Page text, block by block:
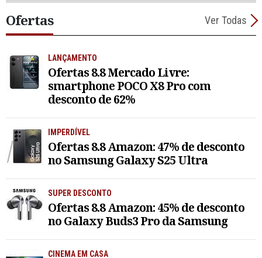
Ofertas Ver Todas
LANÇAMENTO
Ofertas 8.8 Mercado Livre:
smartphone POCO X8 Pro com
desconto de 62%
IMPERDÍVEL
Ofertas 8.8 Amazon: 47% de desconto
no Samsung Galaxy S25 Ultra
SUPER DESCONTO
Ofertas 8.8 Amazon: 45% de desconto
no Galaxy Buds3 Pro da Samsung
CINEMA EM CASA